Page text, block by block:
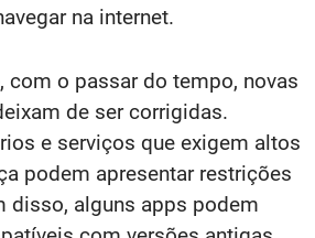
na internet.
com o passar do tempo, novas
de ser corrigidas.
e serviços que exigem altos
podem apresentar restrições
disso, alguns apps podem